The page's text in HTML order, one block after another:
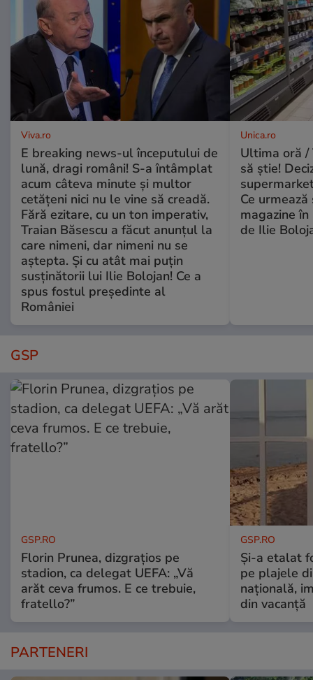
Viva.ro
E breaking news-ul începutului de
lună, dragi români! S-a întâmplat
acum câteva minute și multor
cetățeni nici nu le vine să creadă.
Fără ezitare, cu un ton imperativ,
Traian Băsescu a făcut anunțul la
care nimeni, dar nimeni nu se
aștepta. Și cu atât mai puțin
susținătorii lui Ilie Bolojan! Ce a
spus fostul președinte al
României
Unica.ro
Ultima oră /
să știe!
Ce
magazine
de Ilie
GSP
GSP.RO
Florin Prunea, dizgrațios pe
stadion, ca delegat UEFA: „Vă
arăt ceva frumos. E ce trebuie,
fratello?”
GSP.RO
Și-a etalat
pe plajele
națională,
din vacanță
PARTENERI